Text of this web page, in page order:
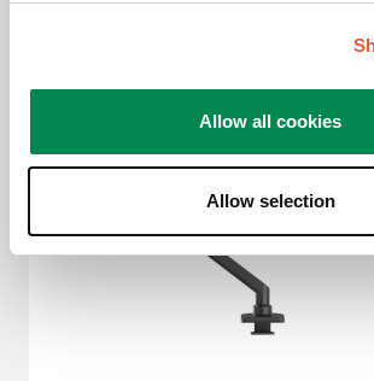
Allow all cookies
Allow selection